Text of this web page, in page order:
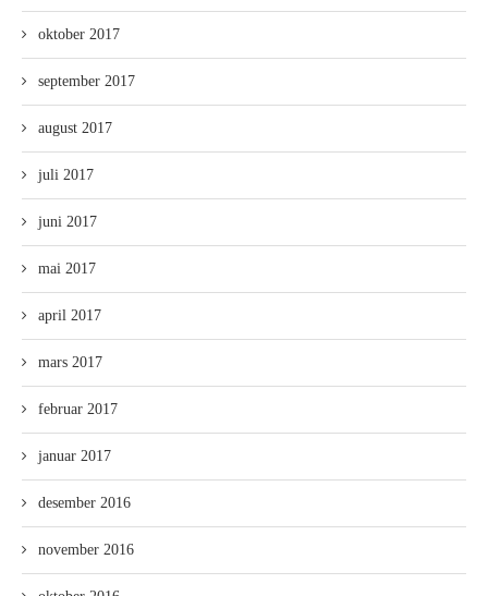
oktober 2017
september 2017
august 2017
juli 2017
juni 2017
mai 2017
april 2017
mars 2017
februar 2017
januar 2017
desember 2016
november 2016